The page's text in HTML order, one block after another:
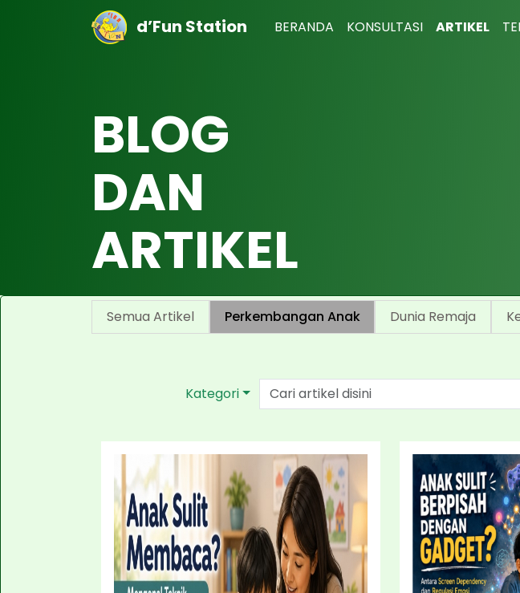
d’Fun Station BERANDA KONSULTASI ARTIKEL
BLOG
DAN
ARTIKEL
Semua Artikel Perkembangan Anak Dunia Remaja
Kategori